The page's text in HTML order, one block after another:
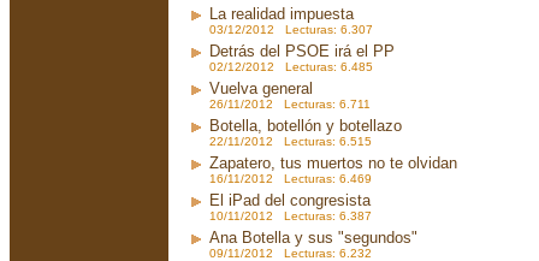
La realidad impuesta
03/12/2012 Lecturas: 6.307
Detrás del PSOE irá el PP
02/12/2012 Lecturas: 6.485
Vuelva general
26/11/2012 Lecturas: 6.711
Botella, botellón y botellazo
22/11/2012 Lecturas: 6.515
Zapatero, tus muertos no te olvidan
16/11/2012 Lecturas: 6.469
El iPad del congresista
10/11/2012 Lecturas: 6.387
Ana Botella y sus "segundos"
09/11/2012 Lecturas: 6.232